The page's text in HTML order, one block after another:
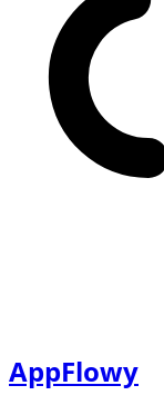
AppFlowy